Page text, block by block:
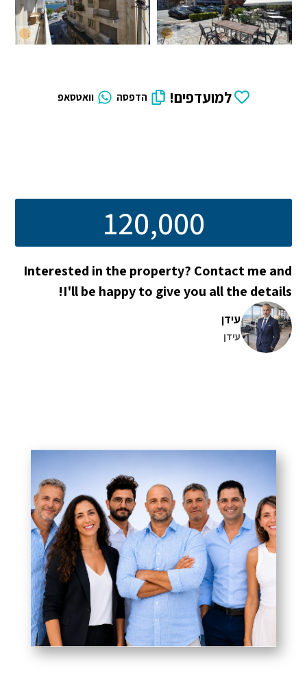
למועדפים! הדפסה וואטסאפ
120,000
Interested in the property? Contact me and
I'll be happy to give you all the details!
עידן
עידן